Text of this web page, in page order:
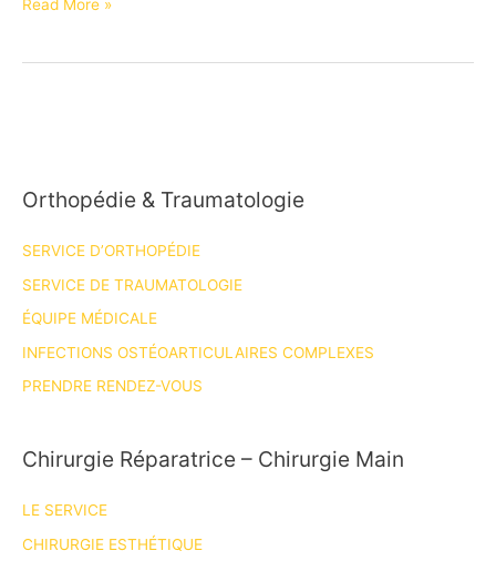
Dr
Tristan
Read More »
Orthopédie & Traumatologie
SERVICE D’ORTHOPÉDIE
SERVICE DE TRAUMATOLOGIE
ÉQUIPE MÉDICALE
INFECTIONS OSTÉOARTICULAIRES COMPLEXES
PRENDRE RENDEZ-VOUS
Chirurgie Réparatrice – Chirurgie Main
LE SERVICE
CHIRURGIE ESTHÉTIQUE